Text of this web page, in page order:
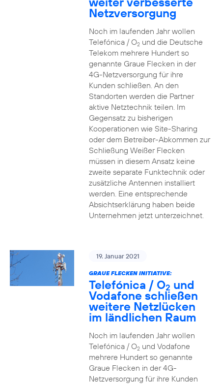
Netzversorgung
Noch im laufenden Jahr wollen
Telefónica / O2und die Deutsche
Telekom mehrere Hundert so
genannte Graue Flecken in der
4G-Netzversorgung für ihre
Kunden schließen. An den
Standorten werden die Partner
aktive Netztechnik teilen. Im
Gegensatz zu bisherigen
Kooperationen wie Site-Sharing
oder dem Betreiber-Abkommen zur
Schließung Weißer Flecken
müssen in diesem Ansatz keine
zweite separate Funktechnik oder
zusätzliche Antennen installiert
werden. Eine entsprechende
Absichtserklärung haben beide
Unternehmen jetzt unterzeichnet.
19. Januar 2021
GRAUE FLECKEN INITIATIVE:
Telefónica / O2 und
Vodafone schließen
weitere Netzlücken
im ländlichen Raum
Noch im laufenden Jahr wollen
Telefónica / O2und Vodafone
mehrere Hundert so genannte
Graue Flecken in der 4G-
Netzversorgung für ihre Kunden